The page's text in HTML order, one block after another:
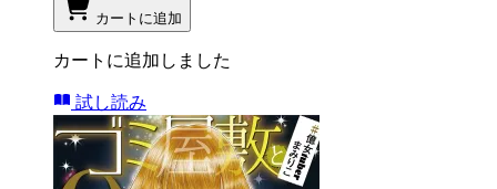
カートに追加
カートに追加しました
試し読み